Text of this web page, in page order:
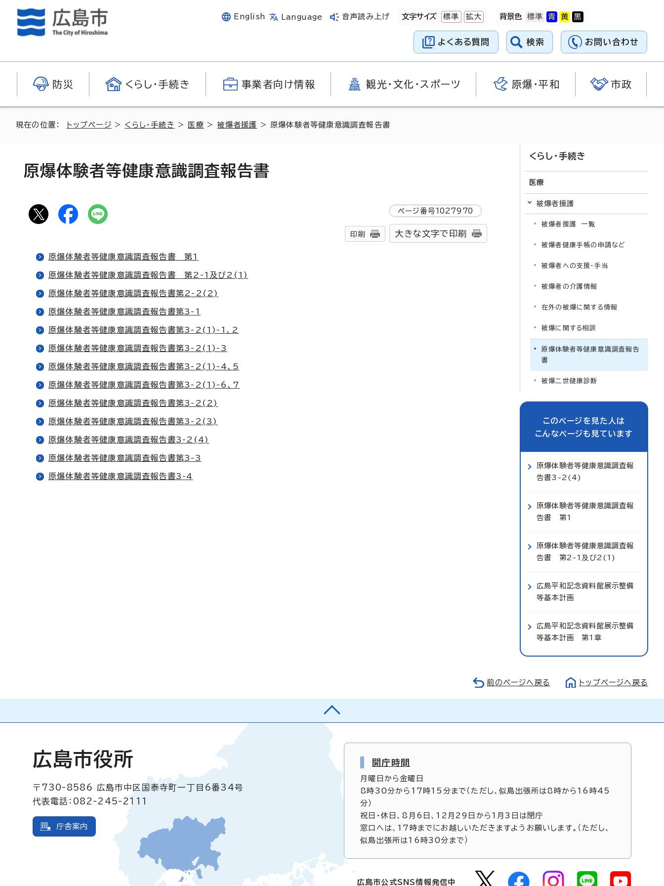
English Language 音声読み上げ 文字サイズ 標準 拡大 背景色
よくある質問 検索 お問い合わせ
防災 くらし・手続き 事業者向け情報 観光・文化・スポーツ 原爆・平和 市政
現在の位置： トップページ > くらし・手続き > 医療 >被爆者援護 > 原爆体験者等健康意識調査報告書
原爆体験者等健康意識調査報告書
ページ番号1027970
印刷 大きな文字で印刷
原爆体験者等健康意識調査報告書 第1
原爆体験者等健康意識調査報告書 第2-1及び2(1)
原爆体験者等健康意識調査報告書第2-2(2)
原爆体験者等健康意識調査報告書第3-1
原爆体験者等健康意識調査報告書第3-2(1)-1、2
原爆体験者等健康意識調査報告書第3-2(1)-3
原爆体験者等健康意識調査報告書第3-2(1)-4、5
原爆体験者等健康意識調査報告書第3-2(1)-6、7
原爆体験者等健康意識調査報告書第3-2(2)
原爆体験者等健康意識調査報告書第3-2(3)
原爆体験者等健康意識調査報告書3-2(4)
原爆体験者等健康意識調査報告書第3-3
原爆体験者等健康意識調査報告書3-4
くらし・手続き
医療
被爆者援護
被爆者援護 一覧
被爆者健康手帳の申請など
被爆者への支援・手当
被爆者の介護情報
在外の被爆に関する情報
被爆に関する相談
原爆体験者等健康意識調査報告
書
被爆二世健康診断
このページを見た人は
こんなページも見ています
原爆体験者等健康意識調査報
告書3-2(4)
原爆体験者等健康意識調査報
告書 第1
原爆体験者等健康意識調査報
告書 第2-1及び2(1)
広島平和記念資料館展示整備
等基本計画
広島平和記念資料館展示整備
等基本計画 第1章
前のページへ戻る トップページへ戻る
広島市役所
〒730-8586
広島市中区国泰寺町一丁目6番34号
代表電話：082-245-2111
庁舎案内
開庁時間
月曜日から金曜日
8時30分から17時15分まで（ただし、似島出張所は8時から16時45
分）
祝日・休日、8月6日、12月29日から1月3日は閉庁
窓口へは、17時までにお越しいただきますようお願いします。（ただし、
似島出張所は16時30分まで）
広島市公式SNS情報発信中